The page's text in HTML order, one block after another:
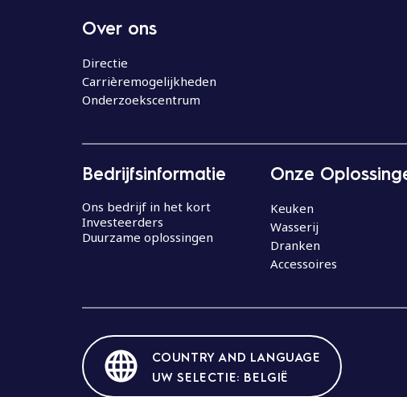
Over ons
Directie
Carrièremogelijkheden
Onderzoekscentrum
Bedrijfsinformatie
Ons bedrijf in het kort
Investeerders
Duurzame oplossingen
Onze
Keuken
Wasserij
Dranken
Accessoires
COUNTRY AND LANGUAGE
UW SELECTIE: BELGIË